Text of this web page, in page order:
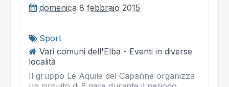
domenica 8 febbraio 2015
Sport
Vari comuni dell'Elba - Eventi in diverse
località
Il gruppo Le Aquile del Capanne organizza